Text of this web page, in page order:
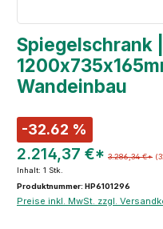
Spiegelschrank |
Wandeinbau
-32.62 %
2.214,37 €* 3.286,34 €*
Inhalt: 1 Stk.
Produktnummer: HP6101296
Preise inkl. MwSt. zzgl.